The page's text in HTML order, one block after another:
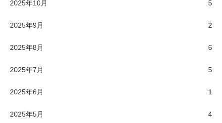
2025年10月 5
2025年9月 2
2025年8月 6
2025年7月 5
2025年6月 1
2025年5月 4